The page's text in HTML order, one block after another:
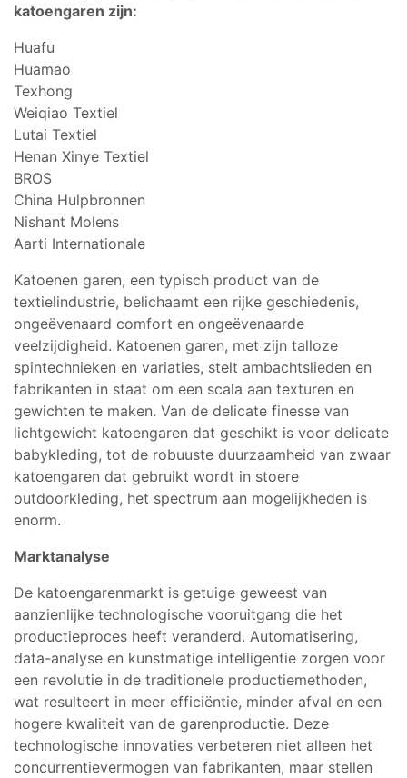
katoengaren zijn:
Huafu
Huamao
Texhong
Weiqiao Textiel
Lutai Textiel
Henan Xinye Textiel
BROS
China Hulpbronnen
Nishant Molens
Aarti Internationale
Katoenen garen, een typisch product van de
textielindustrie, belichaamt een rijke geschiedenis,
ongeëvenaard comfort en ongeëvenaarde
veelzijdigheid. Katoenen garen, met zijn talloze
spintechnieken en variaties, stelt ambachtslieden en
fabrikanten in staat om een scala aan texturen en
gewichten te maken. Van de delicate finesse van
lichtgewicht katoengaren dat geschikt is voor delicate
babykleding, tot de robuuste duurzaamheid van zwaar
katoengaren dat gebruikt wordt in stoere
outdoorkleding, het spectrum aan mogelijkheden is
enorm.
Marktanalyse
De katoengarenmarkt is getuige geweest van
aanzienlijke technologische vooruitgang die het
productieproces heeft veranderd. Automatisering,
data-analyse en kunstmatige intelligentie zorgen voor
een revolutie in de traditionele productiemethoden,
wat resulteert in meer efficiëntie, minder afval en een
hogere kwaliteit van de garenproductie. Deze
technologische innovaties verbeteren niet alleen het
concurrentievermogen van fabrikanten, maar stellen